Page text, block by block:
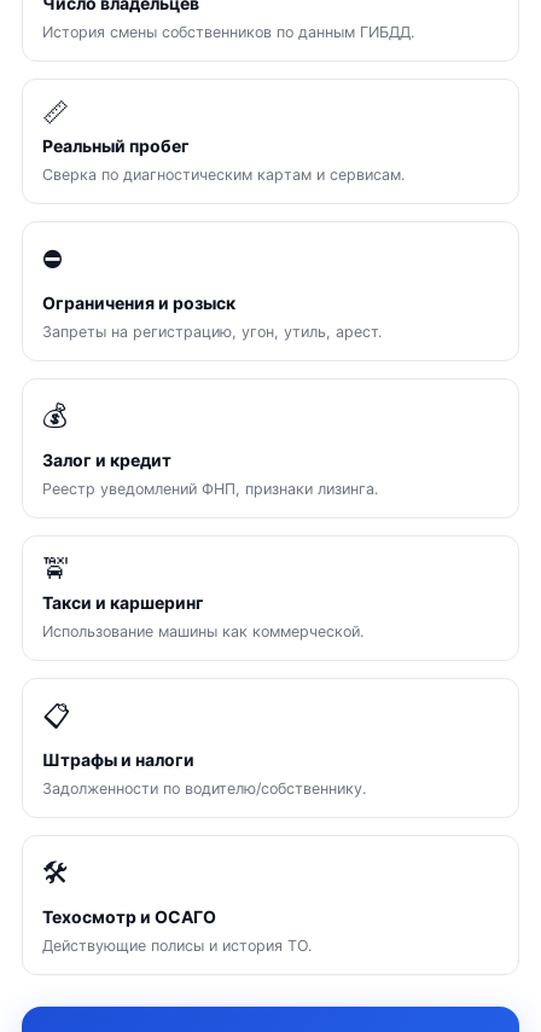
История смены собственников по данным ГИБДД.
📏
Реальный пробег
Сверка по диагностическим картам и сервисам.
⛔
Ограничения и розыск
Запреты на регистрацию, угон, утиль, арест.
💰
Залог и кредит
Реестр уведомлений ФНП, признаки лизинга.
🚖
Такси и каршеринг
Использование машины как коммерческой.
📋
Штрафы и налоги
Задолженности по водителю/собственнику.
🛠
Техосмотр и ОСАГО
Действующие полисы и история ТО.